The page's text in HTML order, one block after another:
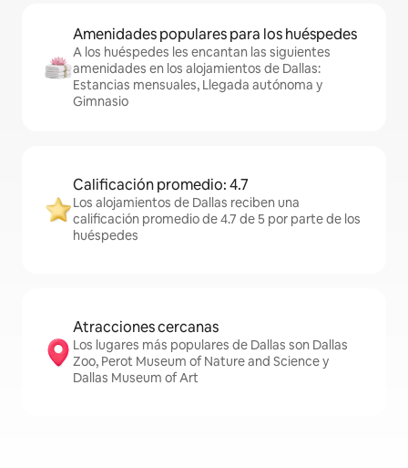
Amenidades populares para los huéspedes
A los huéspedes les encantan las siguientes
amenidades en los alojamientos de Dallas:
Estancias mensuales, Llegada autónoma y
Gimnasio
Calificación promedio: 4.7
Los alojamientos de Dallas reciben una
calificación promedio de 4.7 de 5 por parte de los
huéspedes
Atracciones cercanas
Los lugares más populares de Dallas son Dallas
Zoo, Perot Museum of Nature and Science y
Dallas Museum of Art